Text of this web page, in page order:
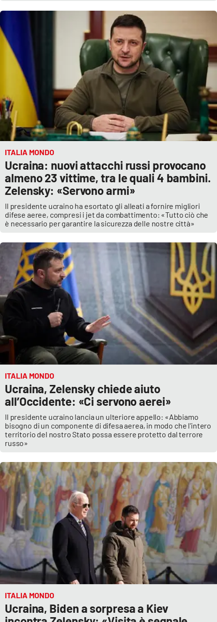
ITALIA MONDO
Ucraina: nuovi attacchi russi provocano
almeno 23 vittime, tra le quali 4 bambini.
Zelensky: «Servono armi»
Il presidente ucraino ha esortato gli alleati a fornire migliori
difese aeree, compresi i jet da combattimento: «Tutto ciò che
è necessario per garantire la sicurezza delle nostre città»
ITALIA MONDO
Ucraina, Zelensky chiede aiuto
all’Occidente: «Ci servono aerei»
Il presidente ucraino lancia un ulteriore appello: «Abbiamo
bisogno di un componente di difesa aerea, in modo che l'intero
territorio del nostro Stato possa essere protetto dal terrore
russo»
ITALIA MONDO
Ucraina, Biden a sorpresa a Kiev